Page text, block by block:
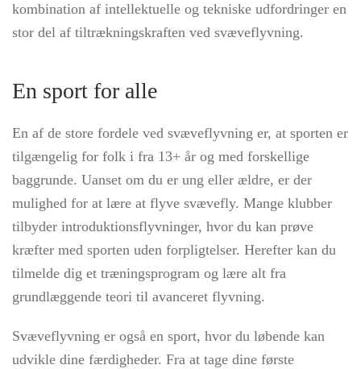
kombination af intellektuelle og tekniske udfordringer en
stor del af tiltrækningskraften ved svæveflyvning.
En sport for alle
En af de store fordele ved svæveflyvning er, at sporten er
tilgængelig for folk i fra 13+ år og med forskellige
baggrunde. Uanset om du er ung eller ældre, er der
mulighed for at lære at flyve svævefly. Mange klubber
tilbyder introduktionsflyvninger, hvor du kan prøve
kræfter med sporten uden forpligtelser. Herefter kan du
tilmelde dig et træningsprogram og lære alt fra
grundlæggende teori til avanceret flyvning.
Svæveflyvning er også en sport, hvor du løbende kan
udvikle dine færdigheder. Fra at tage dine første